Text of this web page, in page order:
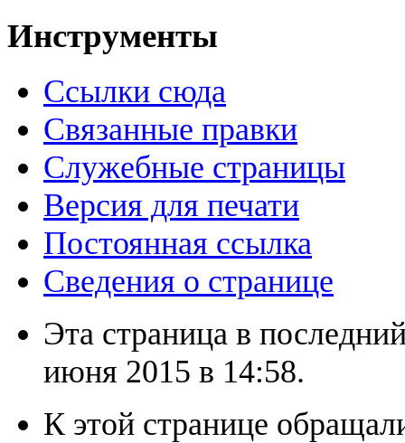
Инструменты
Ссылки сюда
Связанные правки
Служебные страницы
Версия для печати
Постоянная ссылка
Сведения о странице
Эта страница в
июня 2015 в 14:58.
К этой странице